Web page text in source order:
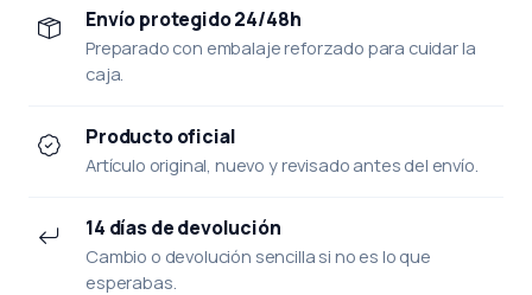
Envío protegido 24/48h
Preparado con embalaje reforzado para cuidar la
caja.
Producto oficial
Artículo original, nuevo y revisado antes del envío.
14 días de devolución
Cambio o devolución sencilla si no es lo que
esperabas.